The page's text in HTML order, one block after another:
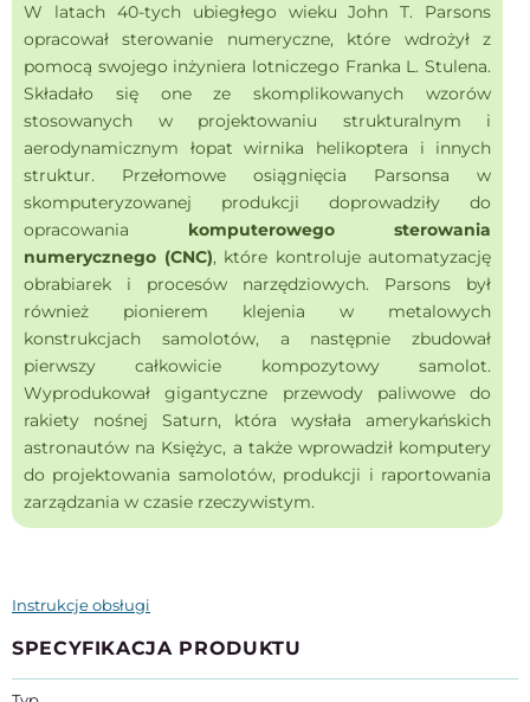
W latach 40-tych ubiegłego wieku John T. Parsons
opracował sterowanie numeryczne, które wdrożył z
pomocą swojego inżyniera lotniczego Franka L. Stulena.
Składało się one ze skomplikowanych wzorów
stosowanych w projektowaniu strukturalnym i
aerodynamicznym łopat wirnika helikoptera i innych
struktur. Przełomowe osiągnięcia Parsonsa w
skomputeryzowanej produkcji doprowadziły do
opracowania komputerowego sterowania
numerycznego (CNC), które kontroluje automatyzację
obrabiarek i procesów narzędziowych.
Parsons był
również pionierem klejenia w metalowych
konstrukcjach samolotów, a następnie zbudował
pierwszy całkowicie kompozytowy samolot.
Wyprodukował gigantyczne przewody paliwowe do
rakiety nośnej Saturn, która wysłała amerykańskich
astronautów na Księżyc, a także wprowadził komputery
do projektowania samolotów, produkcji i raportowania
zarządzania w czasie rzeczywistym.
Instrukcje obsługi
SPECYFIKACJA PRODUKTU